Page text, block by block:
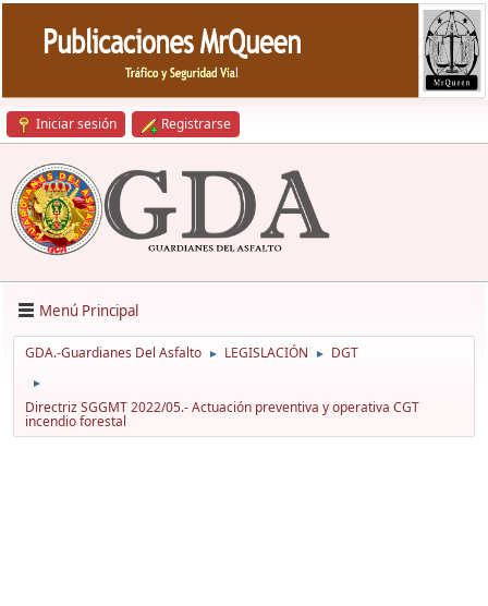
Iniciar sesión Registrarse
Menú Principal
GDA.-Guardianes Del Asfalto ► LEGISLACIÓN ► DGT
►
Directriz SGGMT 2022/05.- Actuación preventiva y operativa CGT
incendio forestal